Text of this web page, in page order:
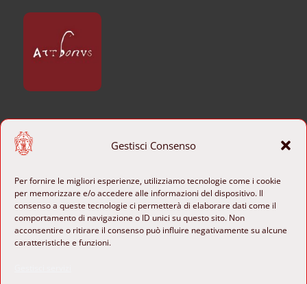
Gestisci Consenso
Per fornire le migliori esperienze, utilizziamo tecnologie come i cookie
per memorizzare e/o accedere alle informazioni del dispositivo. Il
consenso a queste tecnologie ci permetterà di elaborare dati come il
comportamento di navigazione o ID unici su questo sito. Non
acconsentire o ritirare il consenso può influire negativamente su alcune
caratteristiche e funzioni.
CONTATTI
 b-ange@cultura.gov.it
 Piazza di Sant’Agostino 8
00186 Roma, Italia